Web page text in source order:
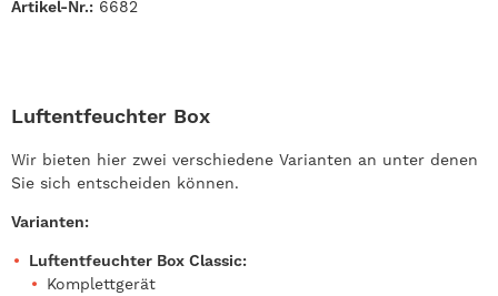
Artikel-Nr.: 6682
Luftentfeuchter Box
Wir bieten hier zwei verschiedene Varianten an unter denen
Sie sich entscheiden können.
Varianten:
Luftentfeuchter Box Classic:
Komplettgerät